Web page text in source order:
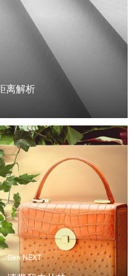
离解析
一段非常可怕的时光。不
道什么时候会有客户打来
出色的珠宝商达成了协
Gen NEXT